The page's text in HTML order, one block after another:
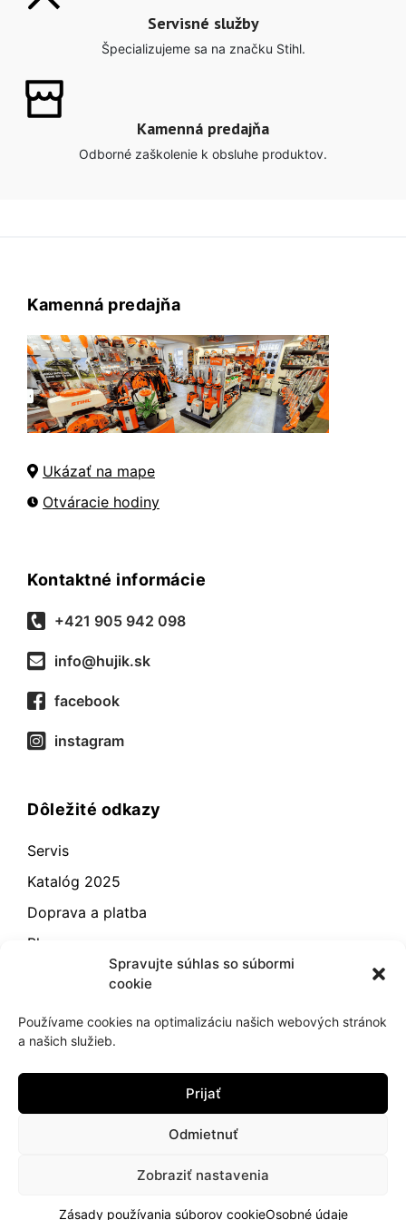
Spravujte súhlas so súbormi
cookie
Používame cookies na optimalizáciu našich webových stránok
a našich služieb.
Prijať
Odmietnuť
Zobraziť nastavenia
Zásady používania súborov cookieOsobné údaje
Servisné služby
Špecializujeme sa na značku Stihl.
Kamenná predajňa
Odborné zaškolenie k obsluhe produktov.
Kamenná predajňa
Ukázať na mape
Otváracie hodiny
Kontaktné informácie
+421 905 942 098
info@hujik.sk
facebook
instagram
Dôležité odkazy
Servis
Katalóg 2025
Doprava a platba
Blog
Odstúpenie od zmluvy
Zásady používania súborov cookie (EÚ)
2021
hujik.sk